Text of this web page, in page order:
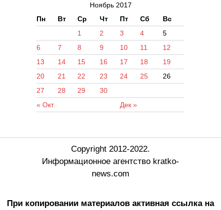
Ноябрь 2017
Пн
Вт Ср Чт Пт Сб Вс
« Окт Дек »
1 2 3 4
5
6
7 8 9 10 11
12
13
14 15 16 17 18
19
20
21 22 23 24 25
26
27
28 29 30
Copyright 2012-2022.
Информационное агентство kratko-
news.com
При копировании материалов активная ссылка на